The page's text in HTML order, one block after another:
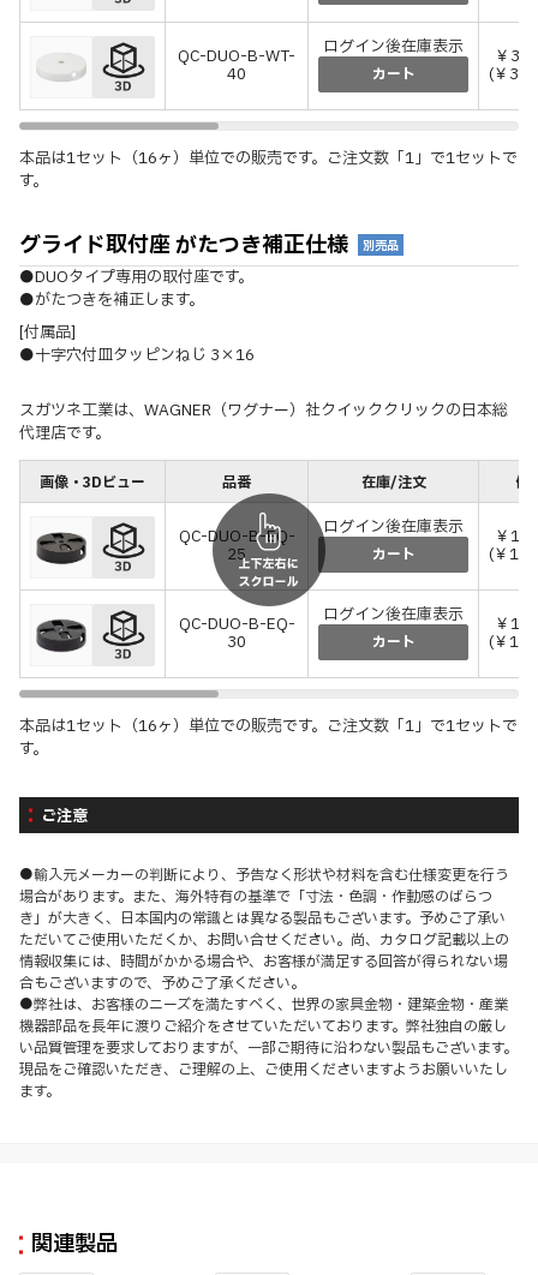
QC-DUO-B-WT-
40
ログイン後在庫表示
カート
￥
(￥
本品は1セット（16ヶ）単位での販売です。ご注文数「1」で1セットで
す。
グライド取付座 がたつき補正仕様 別売品
●DUOタイプ専用の取付座です。
●がたつきを補正します。
[付属品]
●十字穴付皿タッピンねじ 3×16
スガツネ工業は、WAGNER（ワグナー）社クイッククリックの日本総
代理店です。
画像・3Dビュー 品番 在庫/注文 価
QC-DUO-B-EQ-
25
ログイン後在庫表示
カート
￥
(￥
QC-DUO-B-EQ-
30
ログイン後在庫表示
カート
￥
(￥
本品は1セット（16ヶ）単位での販売です。ご注文数「1」で1セットで
す。
ご注意
●輸入元メーカーの判断により、予告なく形状や材料を含む仕様変更を行う
場合があります。また、海外特有の基準で「寸法・色調・作動感のばらつ
き」が大きく、日本国内の常識とは異なる製品もございます。予めご了承い
ただいてご使用いただくか、お問い合せください。尚、カタログ記載以上の
情報収集には、時間がかかる場合や、お客様が満足する回答が得られない場
合もございますので、予めご了承ください。
●弊社は、お客様のニーズを満たすべく、世界の家具金物・建築金物・産業
機器部品を長年に渡りご紹介をさせていただいております。弊社独自の厳し
い品質管理を要求しておりますが、一部ご期待に沿わない製品もございます。
現品をご確認いただき、ご理解の上、ご使用くださいますようお願いいたし
ます。
関連製品